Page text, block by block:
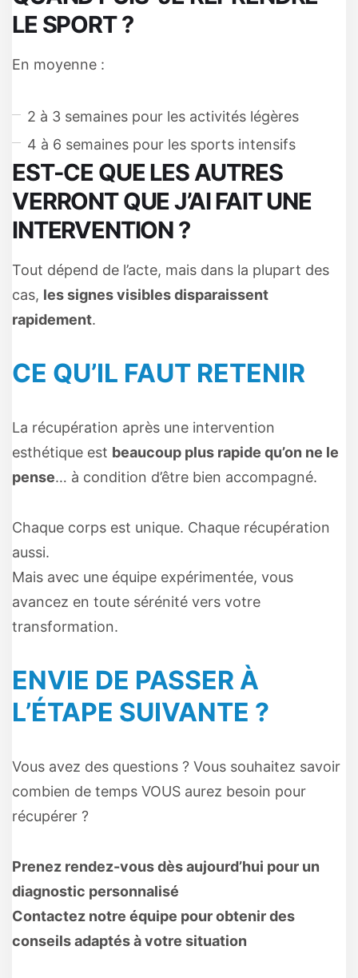
LE SPORT ?
En moyenne :
2 à 3 semaines pour les activités légères
4 à 6 semaines pour les sports intensifs
EST-CE QUE LES AUTRES
VERRONT QUE J’AI FAIT UNE
INTERVENTION ?
Tout dépend de l’acte, mais dans la plupart des
cas, les signes visibles disparaissent
rapidement.
CE QU’IL FAUT RETENIR
La récupération après une intervention
esthétique est beaucoup plus rapide qu’on ne le
pense… à condition d’être bien accompagné.
Chaque corps est unique. Chaque récupération
aussi.
Mais avec une équipe expérimentée, vous
avancez en toute sérénité vers votre
transformation.
ENVIE DE PASSER À
L’ÉTAPE SUIVANTE ?
Vous avez des questions ? Vous souhaitez savoir
combien de temps VOUS aurez besoin pour
récupérer ?
Prenez rendez-vous dès aujourd’hui pour un
diagnostic personnalisé
Contactez notre équipe pour obtenir des
conseils adaptés à votre situation